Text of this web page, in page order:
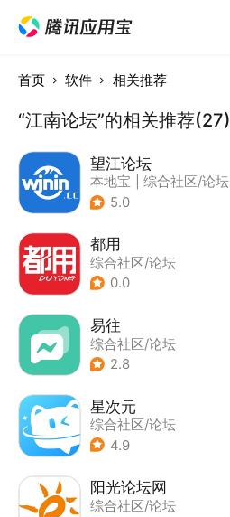
首页 软件 相关推荐
“江南论坛”的相关推荐(27)
望江论坛
本地宝
综合社区/论坛
5.0
都用
综合社区/论坛
0.0
易往
综合社区/论坛
2.8
星次元
综合社区/论坛
4.9
阳光论坛网
综合社区/论坛